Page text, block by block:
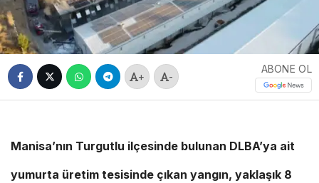
+ -
ABONE OL
Manisa’nın Turgutlu ilçesinde bulunan DLBA’ya ait
yumurta üretim tesisinde çıkan yangın, yaklaşık 8